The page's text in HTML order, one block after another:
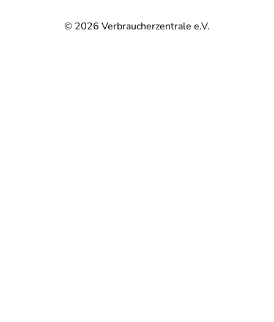
© 2026 Verbraucherzentrale e.V.